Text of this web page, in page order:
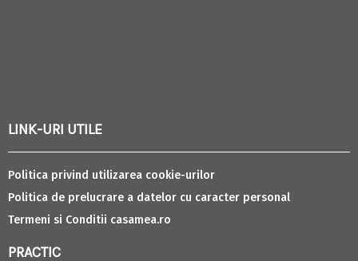
LINK-URI UTILE
Politica privind utilizarea cookie-urilor
Politica de prelucrare a datelor cu caracter personal
Termeni si Conditii casamea.ro
PRACTIC